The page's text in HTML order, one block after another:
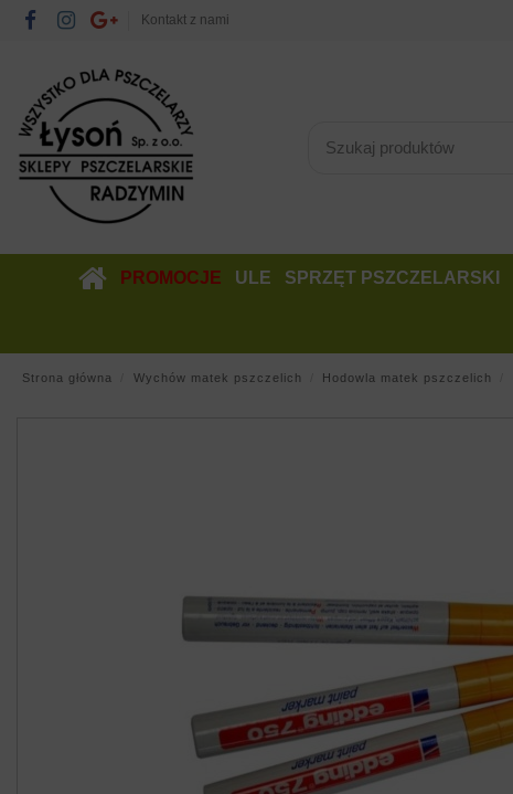
Kontakt z nami
PROMOCJE ULE SPRZĘT PSZCZELARSKI
Strona główna Wychów matek pszczelich Hodowla matek pszczelich